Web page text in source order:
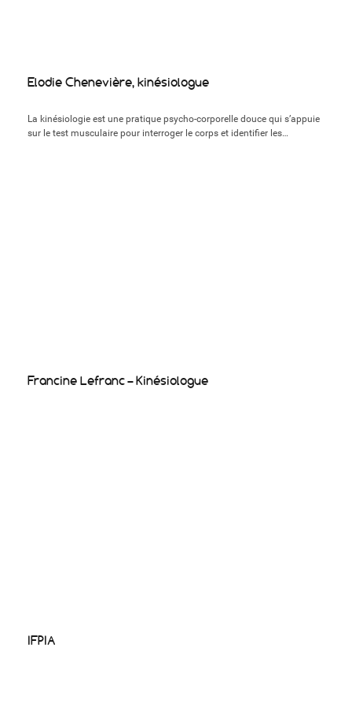
Elodie Chenevière, kinésiologue
La kinésiologie est une pratique psycho-corporelle douce qui s’appuie
sur le test musculaire pour interroger le corps et identifier les…
Francine Lefranc – Kinésiologue
IFPIA